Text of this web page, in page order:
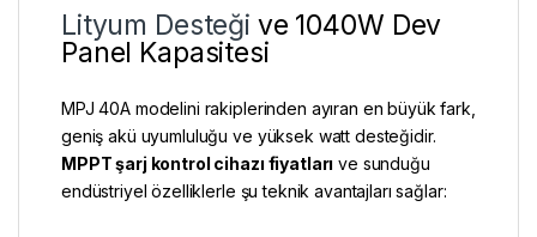
Lityum Desteği ve 1040W Dev
Panel Kapasitesi
MPJ 40A modelini rakiplerinden ayıran en büyük fark,
geniş akü uyumluluğu ve yüksek watt desteğidir.
MPPT şarj kontrol cihazı fiyatları ve sunduğu
endüstriyel özelliklerle şu teknik avantajları sağlar: